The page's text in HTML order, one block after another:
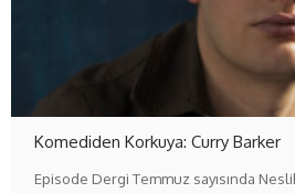
Komediden Korkuya: Curry Barker
Episode Dergi Temmuz sayısında